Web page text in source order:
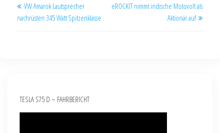
VW Amarok Lautsprecher
nachrüsten 345 Watt Spitzenklasse
eROCKIT nimmt indische Motovolt als
Aktionär auf
TESLA S75 D – FAHRBERICHT